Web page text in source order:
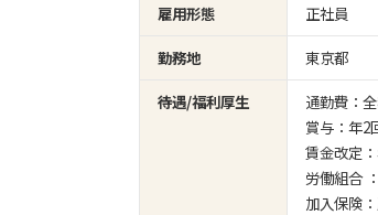
雇用形態
正社員
勤務地
東京都
待遇/福利厚生
通勤費：
賞与：年2
賃金改定
労働組合
加入保険